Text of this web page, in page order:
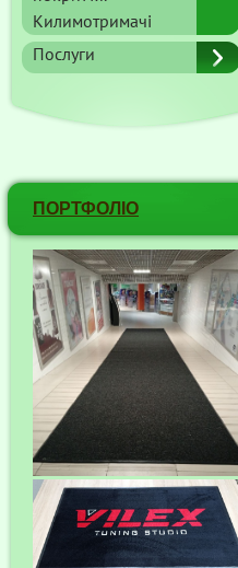
Килимотримачі
Послуги
ПОРТФОЛІО